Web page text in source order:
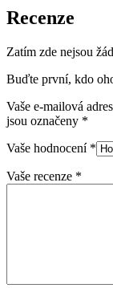
Recenze
Zatím zde nejsou
Buďte první, kdo
Vaše e-mailová
jsou označeny *
Vaše hodnocení *
Vaše recenze *